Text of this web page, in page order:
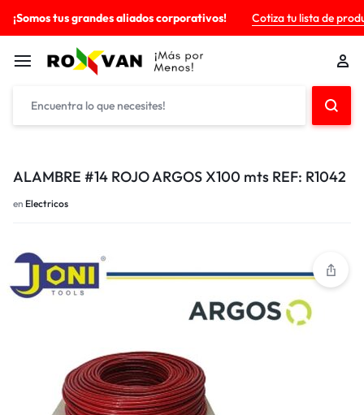
¡Somos tus grandes aliados corporativos! Cotiza tu lista de
ALAMBRE #14 ROJO ARGOS X100 mts REF: R1042
en Electricos